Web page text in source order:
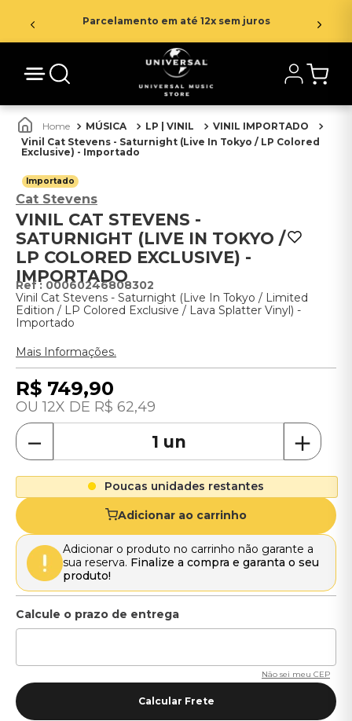
Parcelamento em até 12x sem juros
MÚSICA LP | VINIL
VINIL IMPORTADO
Vinil Cat Stevens - Saturnight (Live In Tokyo / LP Colored
Exclusive) - Importado
Importado
Cat Stevens
VINIL CAT STEVENS -
SATURNIGHT (LIVE IN TOKYO /
LP COLORED EXCLUSIVE) -
IMPORTADO
: 00060246808302
Vinil Cat Stevens - Saturnight (Live In Tokyo / Limited
Edition / LP Colored Exclusive / Lava Splatter Vinyl) -
Importado
Mais Informações.
R$ 749,90
12 R$ 62,49
＋
－
Poucas unidades restantes
Adicionar ao carrinho
Adicionar o produto no carrinho não garante a
sua reserva. Finalize a compra e garanta o seu
produto!
Não sei meu CEP